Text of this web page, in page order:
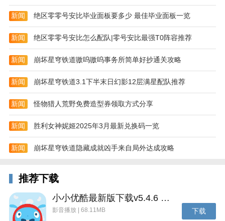
app亮点
匠人心态
精益求精，隐藏一些高级功能，去掉一些插件广告。
闪电安装
化简繁复的安装过程，默认给你最智能的设置，告别痛
苦，极速启动。
加速快
p2p加速模块常驻，优先插队加速，极速版就是快。
更新内容
新增广场视频展现形式，优化播放体验，快来玩吧~~
v7.13.0.7202
1.利用云盘扫描pc任务二维码，自动同步云添加任务；
新闻 绝区零零号安比毕业面板要多少 最佳毕业面板一览
新闻 绝区零零号安比怎么配队|零号安比最强T0阵容推荐
新闻 崩坏星穹铁道嗷呜嗷呜事务所简单好抄通关攻略
新闻 崩坏星穹铁道3.1下半末日幻影12层满星配队推荐
新闻 怪物猎人荒野免费造型券领取方式分享
新闻 胜利女神妮姬2025年3月最新兑换码一览
新闻 崩坏星穹铁道隐藏成就凶手来自局外达成攻略
推荐下载
小小优酷最新版下载v5.4.6 安卓官方版
影音播放 | 68.11MB 下载